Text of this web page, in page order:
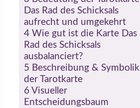
Das Rad des Schicksals
aufrecht und umgekehrt
4 Wie gut ist die Karte Das
Rad des Schicksals
ausbalanciert?
5 Beschreibung & Symbolik
der Tarotkarte
6 Visueller
Entscheidungsbaum